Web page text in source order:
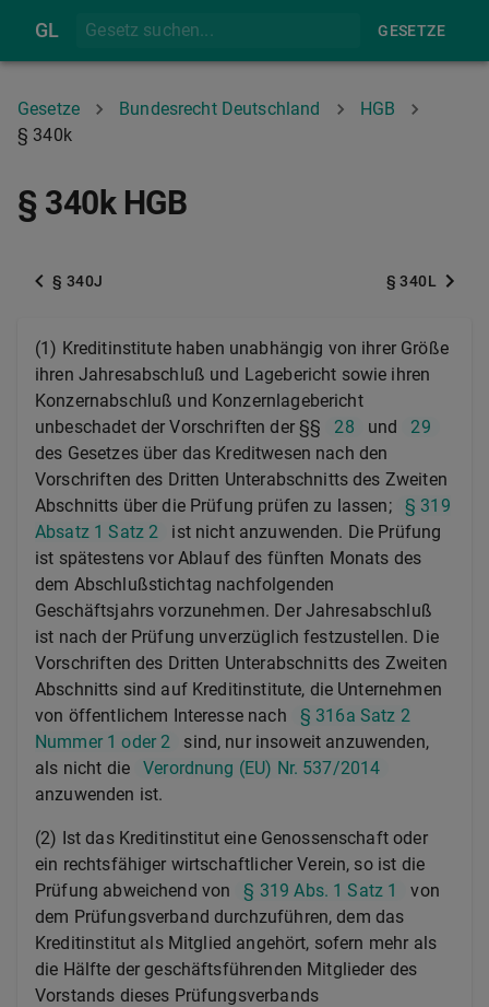
GL GESETZE
Gesetze Bundesrecht Deutschland
HGB
§ 340k
§ 340k HGB
§ 340J § 340L
(1) Kreditinstitute haben unabhängig von ihrer Größe
ihren Jahresabschluß und Lagebericht sowie ihren
Konzernabschluß und Konzernlagebericht
unbeschadet der Vorschriften der §§
28 und
29
des Gesetzes über das Kreditwesen nach den
Vorschriften des Dritten Unterabschnitts des Zweiten
Abschnitts über die Prüfung prüfen zu lassen;
§ 319
Absatz 1 Satz 2
ist nicht anzuwenden. Die Prüfung
ist spätestens vor Ablauf des fünften Monats des
dem Abschlußstichtag nachfolgenden
Geschäftsjahrs vorzunehmen. Der Jahresabschluß
ist nach der Prüfung unverzüglich festzustellen. Die
Vorschriften des Dritten Unterabschnitts des Zweiten
Abschnitts sind auf Kreditinstitute, die Unternehmen
von öffentlichem Interesse nach
§ 316a Satz 2
Nummer 1 oder 2
sind, nur insoweit anzuwenden,
als nicht die
Verordnung (EU) Nr. 537/2014
anzuwenden ist.
(2) Ist das Kreditinstitut eine Genossenschaft oder
ein rechtsfähiger wirtschaftlicher Verein, so ist die
Prüfung abweichend von
§ 319 Abs. 1 Satz 1
von
dem Prüfungsverband durchzuführen, dem das
Kreditinstitut als Mitglied angehört, sofern mehr als
die Hälfte der geschäftsführenden Mitglieder des
Vorstands dieses Prüfungsverbands